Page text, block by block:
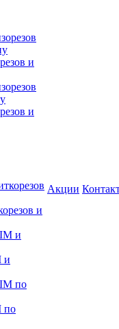
и
и
и
и
по
Акции